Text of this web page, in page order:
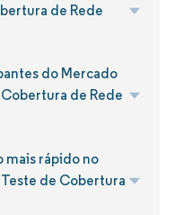
de Rede
do Mercado
de Rede
mais rápido no
de Cobertura